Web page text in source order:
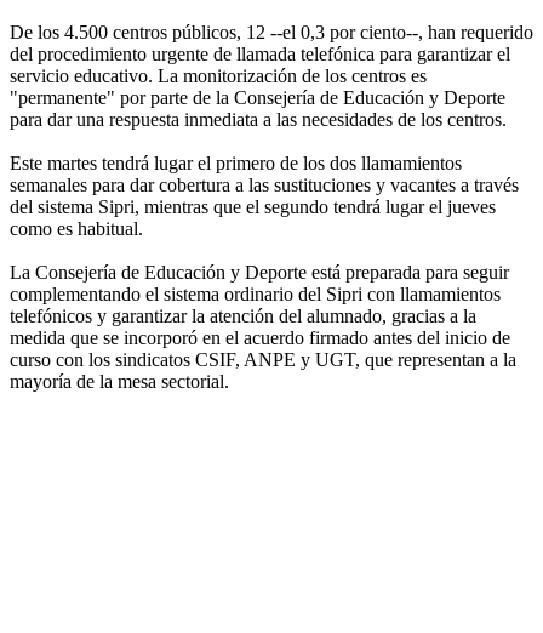
De los 4.500 centros públicos, 12 --el 0,3 por ciento--, han requerido
del procedimiento urgente de llamada telefónica para garantizar el
servicio educativo. La monitorización de los centros es
"permanente" por parte de la Consejería de Educación y Deporte
para dar una respuesta inmediata a las necesidades de los centros.
Este martes tendrá lugar el primero de los dos llamamientos
semanales para dar cobertura a las sustituciones y vacantes a través
del sistema Sipri, mientras que el segundo tendrá lugar el jueves
como es habitual.
La Consejería de Educación y Deporte está preparada para seguir
complementando el sistema ordinario del Sipri con llamamientos
telefónicos y garantizar la atención del alumnado, gracias a la
medida que se incorporó en el acuerdo firmado antes del inicio de
curso con los sindicatos CSIF, ANPE y UGT, que representan a la
mayoría de la mesa sectorial.